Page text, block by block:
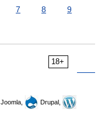
7 8
9
18+
Joomla,
Drupal,